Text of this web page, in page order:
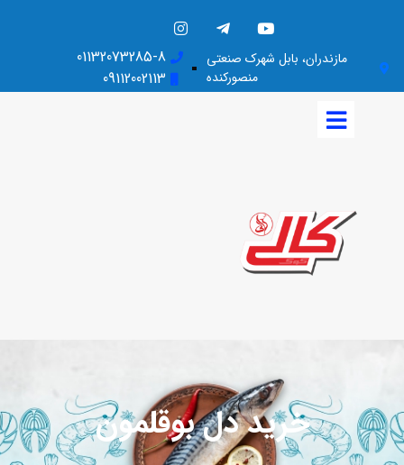
مازندران، بابل شهرک صنعتی
منصورکنده
01132073285-8
09112002113
خرید دل بوقلمون